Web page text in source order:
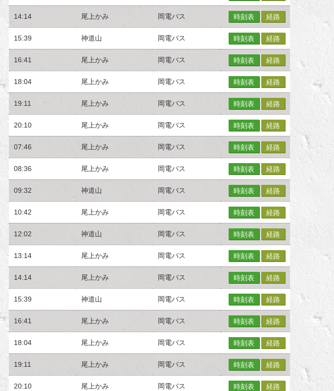
14:14 尾上かみ 岡電バス 時刻表 経路
15:39 神道山 岡電バス 時刻表 経路
16:41 尾上かみ 岡電バス 時刻表 経路
18:04 尾上かみ 岡電バス 時刻表 経路
19:11 尾上かみ 岡電バス 時刻表 経路
20:10 尾上かみ 岡電バス 時刻表 経路
07:46 尾上かみ 岡電バス 時刻表 経路
08:36 尾上かみ 岡電バス 時刻表 経路
09:32 神道山 岡電バス 時刻表 経路
10:42 尾上かみ 岡電バス 時刻表 経路
12:02 神道山 岡電バス 時刻表 経路
13:14 尾上かみ 岡電バス 時刻表 経路
14:14 尾上かみ 岡電バス 時刻表 経路
15:39 神道山 岡電バス 時刻表 経路
16:41 尾上かみ 岡電バス 時刻表 経路
18:04 尾上かみ 岡電バス 時刻表 経路
19:11 尾上かみ 岡電バス 時刻表 経路
20:10 尾上かみ 岡電バス 時刻表 経路